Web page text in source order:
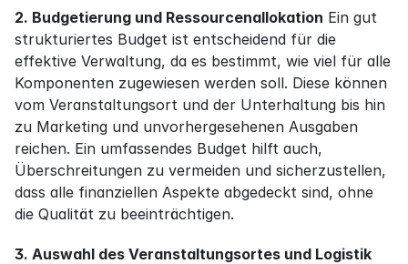
2. Budgetierung und Ressourcenallokation Ein gut
strukturiertes Budget ist entscheidend für die
effektive Verwaltung, da es bestimmt, wie viel für alle
Komponenten zugewiesen werden soll. Diese können
vom Veranstaltungsort und der Unterhaltung bis hin
zu Marketing und unvorhergesehenen Ausgaben
reichen. Ein umfassendes Budget hilft auch,
Überschreitungen zu vermeiden und sicherzustellen,
dass alle finanziellen Aspekte abgedeckt sind, ohne
die Qualität zu beeinträchtigen.
3. Auswahl des Veranstaltungsortes und Logistik